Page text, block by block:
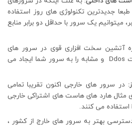
جدیدترین تکنولوژی های روز استفاده
میتوانیم یک سرور با حداقل دو برابر منابع
آتشین سخت افزاری قوی در سرور های
کمترین نگرانی را از بابت حملات Ddos و مشابه را به سرور شما ایجاد می
در سرور های خارجی اکنون تقریبا تمامی
مثال هارد های هاست های اشتراکی خارجی
بهتر به سرور های خارج از کشور ،